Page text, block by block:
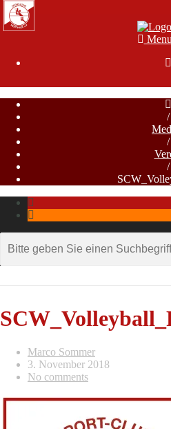
Menu

/
/
/
Marco Sommer
3. November 2018
No comments